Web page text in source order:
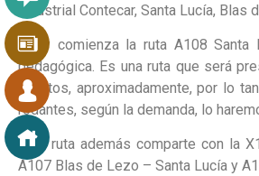
industrial Contecar, Santa Lucía, Blas
«Hoy comienza la ruta A108
pedagógica. Es una ruta que será
minutos, aproximadamente, por lo
rodantes, según la demanda, lo
Esta ruta además comparte con la
A107 Blas de Lezo – Santa Lucía y